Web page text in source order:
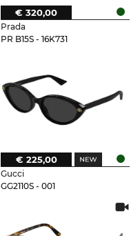
Prada
PR B15S - 16K731
€ 320,00
Gucci
GG2110S - 001
€ 225,00